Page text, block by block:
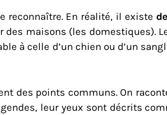
reconnaître. En réalité, il existe
maisons (les domestiques).
à celle d’un chien ou d’un
des points communs. On
leur yeux sont décrits